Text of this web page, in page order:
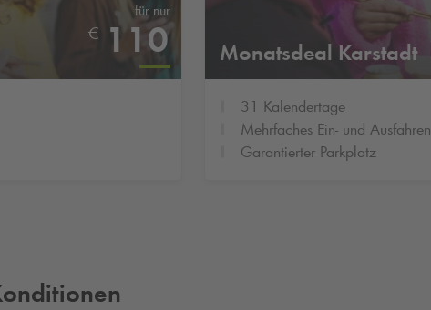
für nur
€ 110 Monatsdeal Karstadt
31 Kalendertage
Mehrfaches Ein- und Ausfahren
Garantierter Parkplatz